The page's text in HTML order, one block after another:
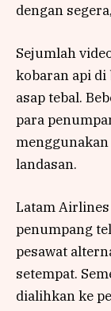
dengan
Sejumlah
kobaran api di
asap tebal.
para
landasan.
Latam
penumpang
pesawat
setempat.
dialihkan ke